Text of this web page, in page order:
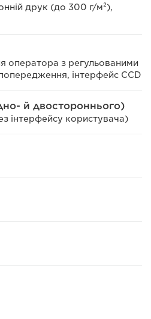
друк (до 300 г/м²),
оператора з регульованими
інтерфейс CCD
й двостороннього)
інтерфейсу користувача)